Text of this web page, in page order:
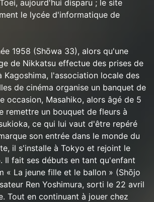
aujourd'hui disparu ; le site
le lycée d'informatique de
1958 (Shōwa 33), alors qu'une
de Nikkatsu effectue des prises de
Kagoshima, l'association locale des
de cinéma organise un banquet de
occasion, Masahiko, alors âgé de 5
remettre un bouquet de fleurs à
ce qui lui vaut d'être repéré
son entrée dans le monde du
il s'installe à Tokyo et rejoint le
Il fait ses débuts en tant qu'enfant
« La jeune fille et le ballon » (Shōjo
Ren Yoshimura, sorti le 22 avril
Tout en continuant à jouer chez